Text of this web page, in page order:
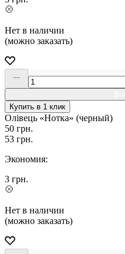
Нет в наличии
(можно заказать)
Купить в 1 клик
Олівець «Нотка» (черный)
50 грн.
53 грн.
Экономия:
3 грн.
Нет в наличии
(можно заказать)